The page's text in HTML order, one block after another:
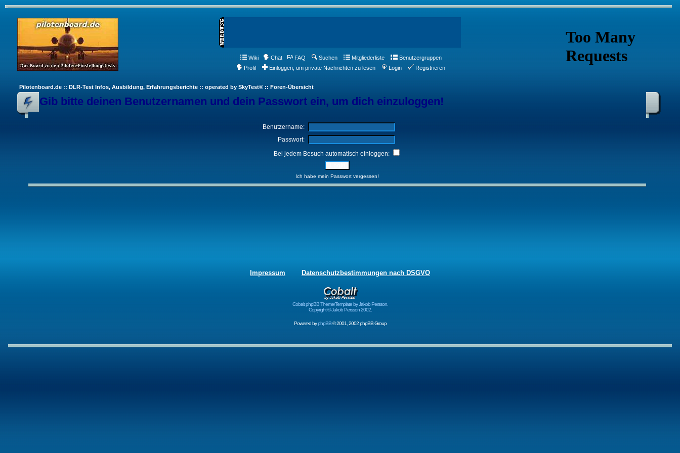
Wiki Chat FAQ Suchen Mitgliederliste
Benutzergruppen
Profil
Einloggen, um private Nachrichten zu lesen Login Registrieren
Pilotenboard.de :: DLR-Test Infos, Ausbildung, Erfahrungsberichte :: operated by SkyTest® :: Foren-Übersicht
Gib bitte deinen Benutzernamen und dein Passwort ein, um dich einzuloggen!
Benutzername:
Passwort:
Bei jedem Besuch automatisch einloggen:
Ich habe mein Passwort vergessen!
Impressum Datenschutzbestimmungen nach DSGVO
Cobalt phpBB Theme/Template by Jakob Persson.
Copyright © Jakob Persson 2002.
Powered byphpBB© 2001, 2002 phpBB Group